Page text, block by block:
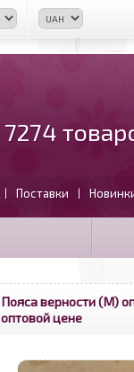
7274
| Поставки |
Пояса верности (М)
оптовой цене